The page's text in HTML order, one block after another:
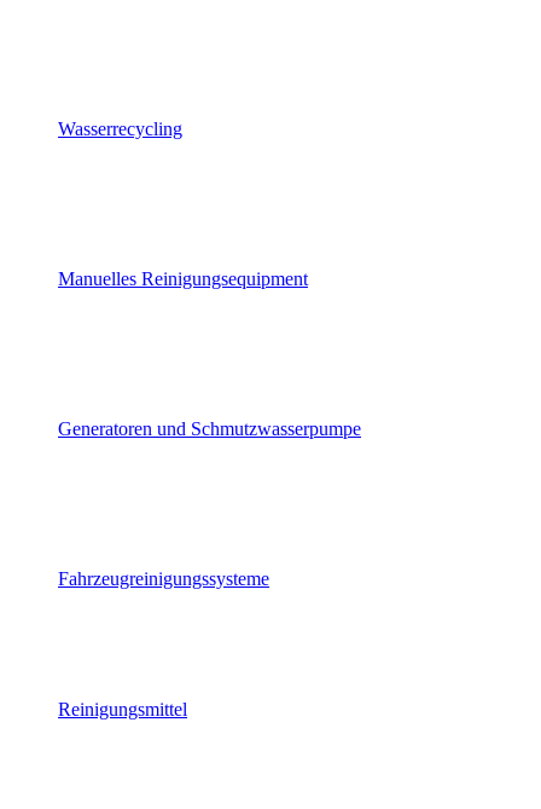
Wasserrecycling
Manuelles Reinigungsequipment
Generatoren und Schmutzwasserpumpe
Fahrzeugreinigungssysteme
Reinigungsmittel